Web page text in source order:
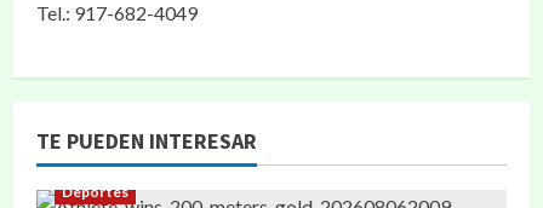
Tel.: 917-682-4049
TE PUEDEN INTERESAR
Deportes